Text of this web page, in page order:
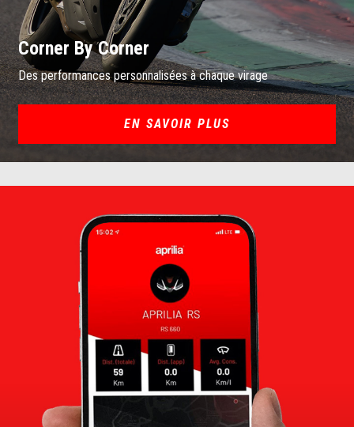
Corner By Corner
Des performances personnalisées à chaque virage
EN SAVOIR PLUS